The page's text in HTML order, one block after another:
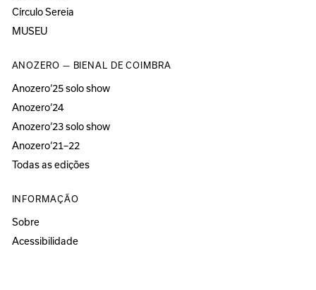
Círculo Sereia
MUSEU
ANOZERO — BIENAL DE COIMBRA
Anozero‘25 solo show
Anozero‘24
Anozero‘23 solo show
Anozero‘21–22
Todas as edições
INFORMAÇÃO
Sobre
Acessibilidade